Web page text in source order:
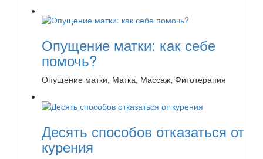
Опущение матки: как себе
помочь?
Опущение матки, Матка, Массаж, Фитотерапия
Десять способов отказаться от
курения